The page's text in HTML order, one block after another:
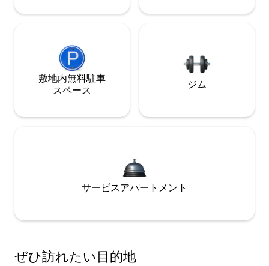
敷地内無料駐⁠車
ス⁠ペ⁠ー⁠ス
ジム
サービスアパートメント
ぜひ訪⁠れ⁠た⁠い目⁠的⁠地